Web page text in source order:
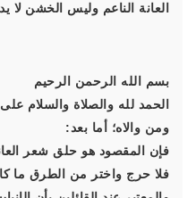
العانة الناعم وليس الخشن لا
بسم الله الرحمن الرحيم
الحمد لله والصلاة والسلام
ومن والاه؛ أما بعد:
فإن المقصود هو حلق شعر
فلا حرج واختر من الطرق ما